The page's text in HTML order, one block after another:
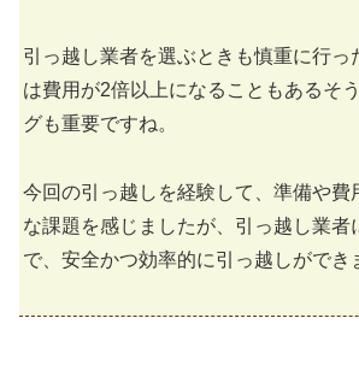
引っ越し業者を選ぶときも慎重に行っ
は費用が2倍以上になることもあるそ
グも重要ですね。
今回の引っ越しを経験して、準備や費
な課題を感じましたが、引っ越し業者
で、安全かつ効率的に引っ越しができ